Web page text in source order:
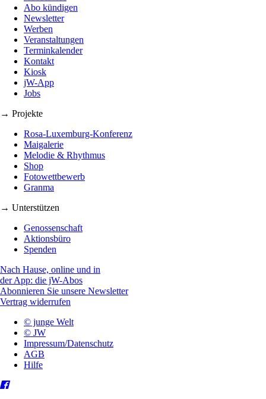
Abo kündigen
Newsletter
Werben
Veranstaltungen
Terminkalender
Kontakt
Kiosk
jW-App
Jobs
→ Projekte
Rosa-Luxemburg-Konferenz
Maigalerie
Melodie & Rhythmus
Shop
Fotowettbewerb
Granma
→ Unterstützen
Genossenschaft
Aktionsbüro
Spenden
Nach Hause, online und in
der App: die jW-Abos
Abonnieren Sie unsere Newsletter
Vertrag widerrufen
© junge Welt
© JW
Impressum/Datenschutz
AGB
Hilfe